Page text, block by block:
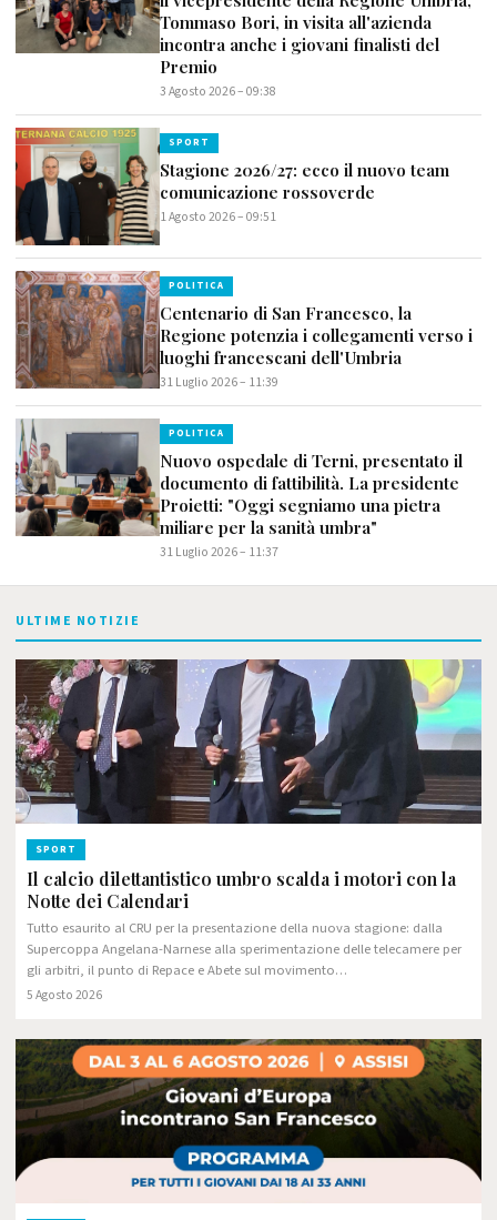
Tommaso Bori, in visita all'azienda
incontra anche i giovani finalisti del
Premio
3 Agosto 2026 – 09:38
SPORT
Stagione 2026/27: ecco il nuovo team
comunicazione rossoverde
1 Agosto 2026 – 09:51
POLITICA
Centenario di San Francesco, la
Regione potenzia i collegamenti verso i
luoghi francescani dell'Umbria
31 Luglio 2026 – 11:39
POLITICA
Nuovo ospedale di Terni, presentato il
documento di fattibilità. La presidente
Proietti: "Oggi segniamo una pietra
miliare per la sanità umbra"
31 Luglio 2026 – 11:37
ULTIME NOTIZIE
SPORT
Il calcio dilettantistico umbro scalda i motori con la
Notte dei Calendari
Tutto esaurito al CRU per la presentazione della nuova stagione: dalla
Supercoppa Angelana-Narnese alla sperimentazione delle telecamere per
gli arbitri, il punto di Repace e Abete sul movimento…
5 Agosto 2026